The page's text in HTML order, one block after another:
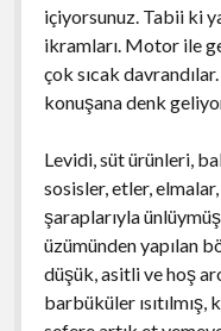
içiyorsunuz. Tabii ki
ikramları. Motor ile
çok sıcak
konuşana denk
Levidi, süt ürünleri,
sosisler, etler,
şaraplarıyla
üzümünden yapılan
düşük, asitli ve hoş
barbüküler